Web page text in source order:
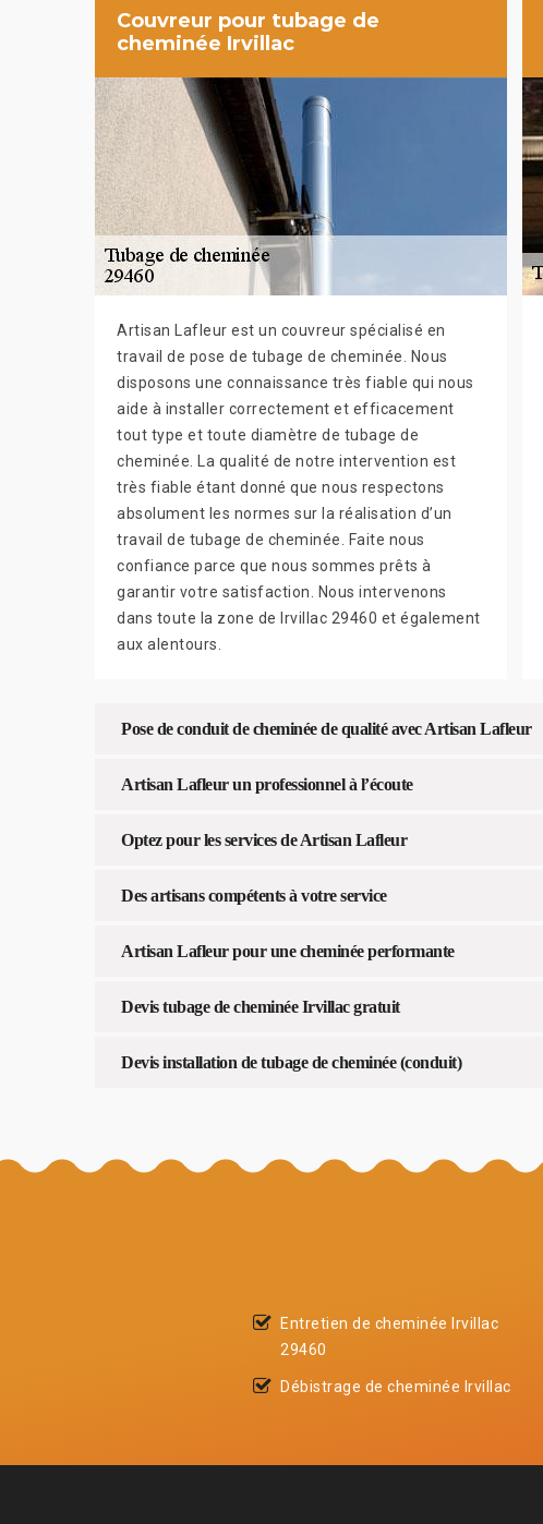
Couvreur pour tubage de
cheminée Irvillac
Artisan Lafleur est un couvreur spécialisé en
travail de pose de tubage de cheminée. Nous
disposons une connaissance très fiable qui nous
aide à installer correctement et efficacement
tout type et toute diamètre de tubage de
cheminée. La qualité de notre intervention est
très fiable étant donné que nous respectons
absolument les normes sur la réalisation d’un
travail de tubage de cheminée. Faite nous
confiance parce que nous sommes prêts à
garantir votre satisfaction. Nous intervenons
dans toute la zone de Irvillac 29460 et également
aux alentours.
Pose de conduit de cheminée de qualité avec Artisan Lafleur
Artisan Lafleur un professionnel à l’écoute
Optez pour les services de Artisan Lafleur
Des artisans compétents à votre service
Artisan Lafleur pour une cheminée performante
Devis tubage de cheminée Irvillac gratuit
Devis installation de tubage de cheminée (conduit)
Entretien de cheminée Irvillac
29460
Débistrage de cheminée Irvillac